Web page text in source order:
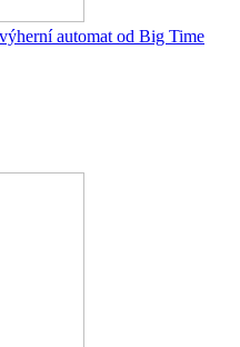
automat od Big Time